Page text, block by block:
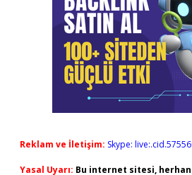
Reklam ve İletişim: Skype:
Yasal Uyarı: Bu internet sitesi,